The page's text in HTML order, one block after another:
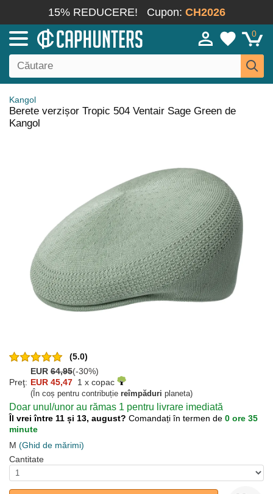
15% REDUCERE! Cupon: CH2026
0
Kangol
Berete verzișor Tropic 504 Ventair Sage Green de
Kangol
(5.0)
EUR 64,95(-30%)
Preţ: EUR 45,47 1 x copac
(În coș pentru contribuție reîmpăduri planeta)
Doar unul/unor au rămas 1 pentru livrare imediată
Îl vrei între 11 și 13, august? Comandați în termen de 0 ore 35
minute
M (Ghid de mărimi)
Cantitate